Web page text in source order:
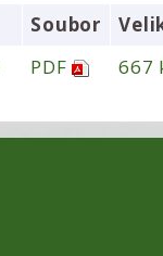
Soubor
PDF 667